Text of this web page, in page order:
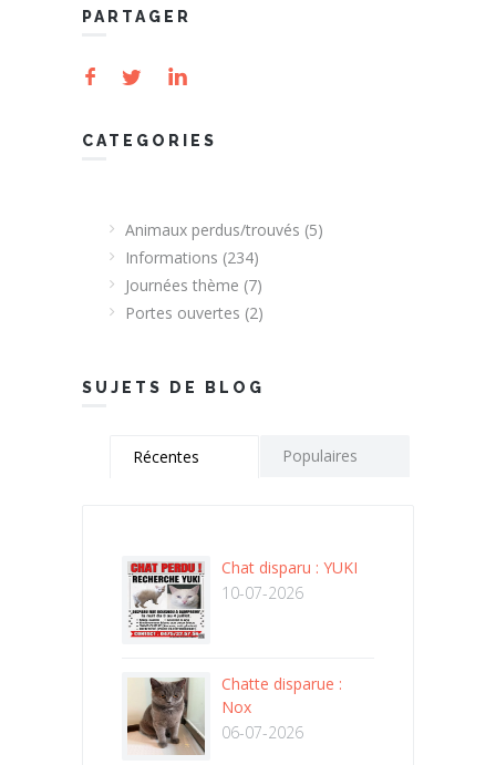
PARTAGER
CATEGORIES
Animaux perdus/trouvés (5)
Informations (234)
Journées thème (7)
Portes ouvertes (2)
SUJETS DE BLOG
Récentes Populaires
Chat disparu : YUKI
10-07-2026
Chatte disparue :
Nox
06-07-2026